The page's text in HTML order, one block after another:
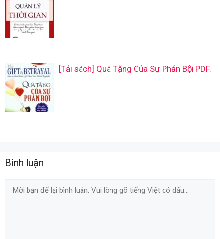
[Tải sách] Quà Tặng Của Sự Phản Bội PDF.
Bình luận
Comment